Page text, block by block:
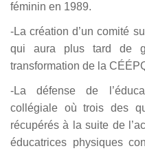
féminin en 1989.
-La création d’un comité
qui aura plus tard de
transformation de la
-La défense de
collégiale où trois des
récupérés à la suite de
éducatrices physiques